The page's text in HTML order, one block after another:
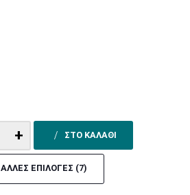
+ ΣΤΟ ΚΑΛΑΘΙ
ΑΛΛΕΣ ΕΠΙΛΟΓΕΣ (7)